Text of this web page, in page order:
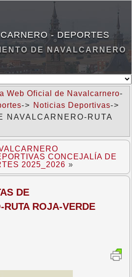
- DEPORTES
DE NAVALCARNERO
Web Oficial de Navalcarnero-
-> Noticias Deportivas->
NAVALCARNERO-RUTA
CONCEJALÍA DE
2025_2026 »
DE
RUTA ROJA-VERDE